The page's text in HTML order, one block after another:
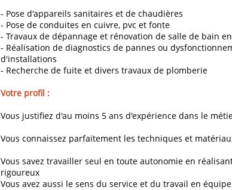
- Pose d'appareils sanitaires et de chaudières
- Pose de conduites en cuivre, pvc et fonte
- Travaux de dépannage et rénovation de salle de bain
- Réalisation de diagnostics de pannes ou
d'installations
- Recherche de fuite et divers travaux de plomberie
Votre profil :
Vous justifiez d'au moins 5 ans d'expérience dans le
Vous connaissez parfaitement les techniques et
Vous savez travailler seul en toute autonomie en
rigoureux
Vous avez aussi le sens du service et du travail en équipe